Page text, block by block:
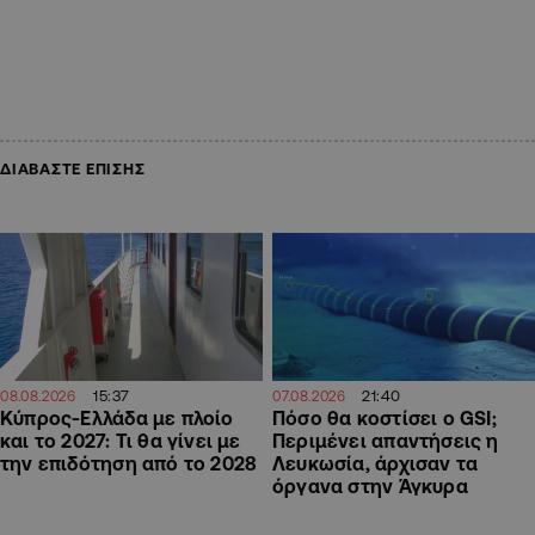
ΔΙΑΒΑΣΤΕ ΕΠΙΣΗΣ
08.08.2026 15:37
Κύπρος-Ελλάδα με πλοίο
και το 2027: Τι θα γίνει με
την επιδότηση από το 2028
07.08.2026 21:40
Πόσο θα κοστίσει ο GSI;
Περιμένει απαντήσεις η
Λευκωσία, άρχισαν τα
όργανα στην Άγκυρα